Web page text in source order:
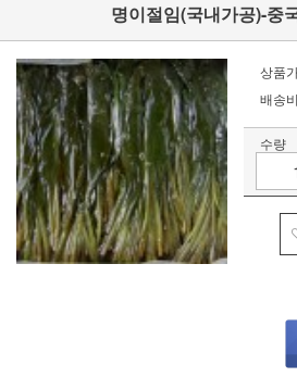
명이절임(국내가공)-중
상품
배송비
수량